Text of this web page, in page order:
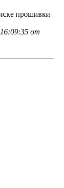
прошивки
от